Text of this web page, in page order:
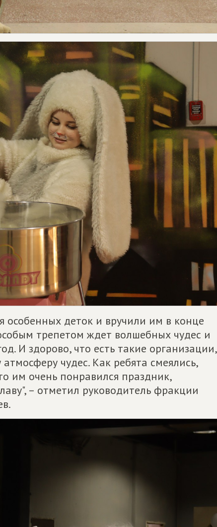
особенных деток и вручили им в конце
трепетом ждет волшебных чудес и
И здорово, что есть такие
чудес. Как ребята смеялись,
им очень понравился праздник,
– отметил руководитель фракции